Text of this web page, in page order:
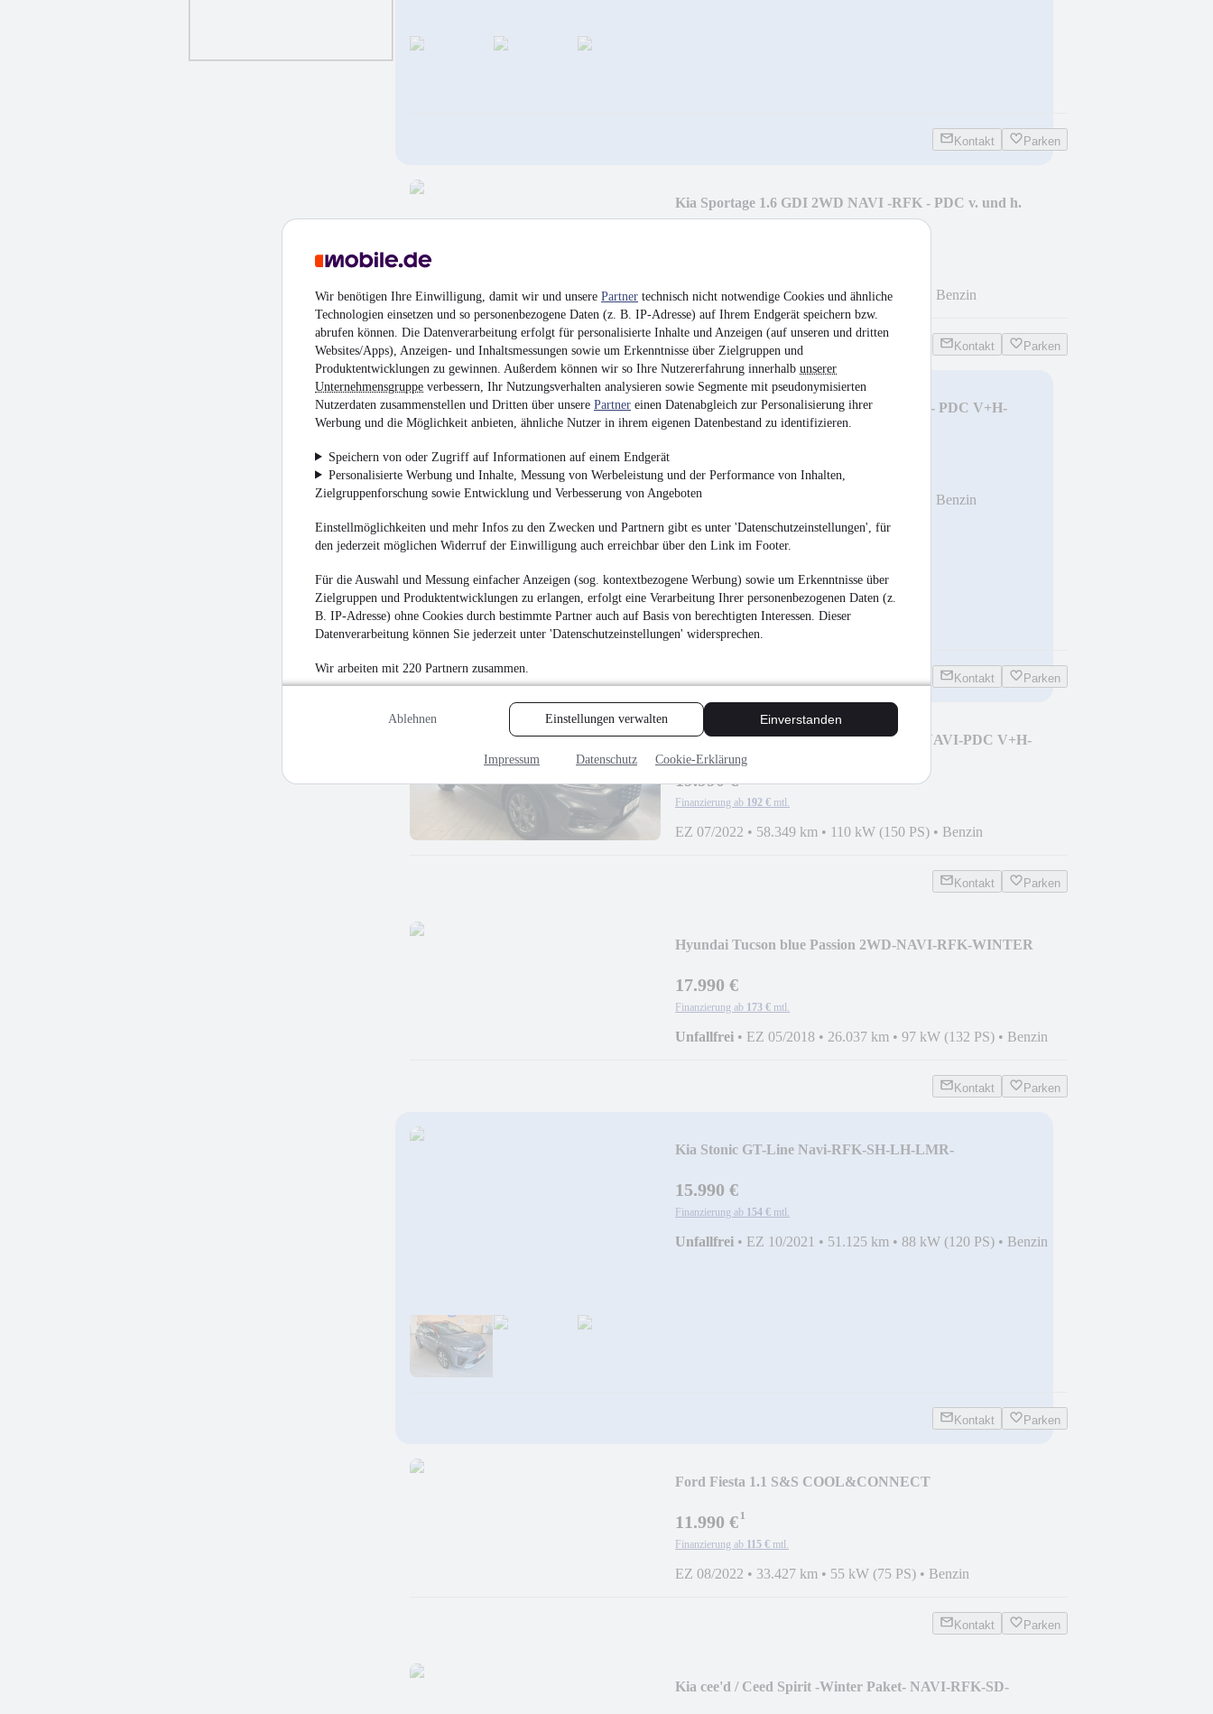
Wir benötigen Ihre Einwilligung, damit wir und unsere Partner technisch nicht notwendige Cookies und ähnliche
Technologien einsetzen und so personenbezogene Daten (z. B. IP-Adresse) auf Ihrem Endgerät speichern bzw.
abrufen können. Die Datenverarbeitung erfolgt für personalisierte Inhalte und Anzeigen (auf unseren und dritten
Websites/Apps), Anzeigen- und Inhaltsmessungen sowie um Erkenntnisse über Zielgruppen und
Produktentwicklungen zu gewinnen. Außerdem können wir so Ihre Nutzererfahrung innerhalb unserer
Unternehmensgruppe verbessern, Ihr Nutzungsverhalten analysieren sowie Segmente mit pseudonymisierten
Nutzerdaten zusammenstellen und Dritten über unsere Partner einen Datenabgleich zur Personalisierung ihrer
Werbung und die Möglichkeit anbieten, ähnliche Nutzer in ihrem eigenen Datenbestand zu identifizieren.
Speichern von oder Zugriff auf Informationen auf einem Endgerät
Personalisierte Werbung und Inhalte, Messung von Werbeleistung und der Performance von Inhalten,
Zielgruppenforschung sowie Entwicklung und Verbesserung von Angeboten
Einstellmöglichkeiten und mehr Infos zu den Zwecken und Partnern gibt es unter 'Datenschutzeinstellungen', für
den jederzeit möglichen Widerruf der Einwilligung auch erreichbar über den Link im Footer.
Für die Auswahl und Messung einfacher Anzeigen (sog. kontextbezogene Werbung) sowie um Erkenntnisse über
Zielgruppen und Produktentwicklungen zu erlangen, erfolgt eine Verarbeitung Ihrer personenbezogenen Daten (z.
B. IP-Adresse) ohne Cookies durch bestimmte Partner auch auf Basis von berechtigten Interessen. Dieser
Datenverarbeitung können Sie jederzeit unter 'Datenschutzeinstellungen' widersprechen.
Wir arbeiten mit 220 Partnern zusammen.
Ablehnen Einstellungen verwalten Einverstanden
Impressum Datenschutz Cookie-Erklärung
Kontakt Parken
Kia Sportage 1.6 GDI 2WD NAVI -RFK - PDC v. und h.
EZ 02/2019•45.200 km•97 kW (132 PS) Benzin
Kontakt Parken
Ford Fiesta Cool & Connect-Winterpaket- PDC V+H-
Finanzierung ab
EZ 06/2019 Benzin
Kontakt Parken
Ford Kuga ST-Line-Winter Paket-RFK-NAVI-PDC V+H-
19.990 €
Finanzierung ab 192 € mtl.
EZ 07/2022 • 58.349 km • 110 kW (150 PS) • Benzin
Kontakt Parken
Hyundai Tucson blue Passion 2WD-NAVI-RFK-WINTER
17.990 €
Finanzierung ab 173 € mtl.
Unfallfrei • EZ 05/2018 • 26.037 km • 97 kW (132 PS) • Benzin
Kontakt Parken
Kia Stonic GT-Line Navi-RFK-SH-LH-LMR-
15.990 €
Finanzierung ab 154 € mtl.
Unfallfrei • EZ 10/2021 • 51.125 km • 88 kW (120 PS) • Benzin
Kontakt Parken
Ford Fiesta 1.1 S&S COOL&CONNECT
11.990 €¹
Finanzierung ab 115 € mtl.
EZ 08/2022 • 33.427 km • 55 kW (75 PS) • Benzin
Kontakt Parken
Kia cee'd / Ceed Spirit -Winter Paket- NAVI-RFK-SD-